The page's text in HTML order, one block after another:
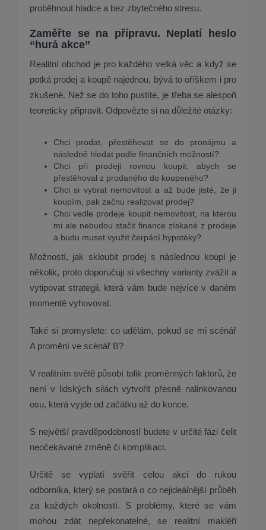
proběhnout hladce a bez zbytečného stresu.
Zaměřte se na přípravu. Neplatí heslo
“hurá akce”
Realitní obchod je pro každého velká věc a když se
potká prodej a koupě najednou, bývá to oříškem i pro
zkušené. Než se do toho pustíte, je třeba se alespoň
teoreticky připravit. Odpovězte si na důležité otázky:
Chci prodat, přestěhovat se do pronájmu a
následně hledat podle finančních možností?
Chci při prodeji rovnou koupit, abych se
přestěhoval z prodaného do koupeného?
Chci si vybrat nemovitost a až bude jisté, že ji
koupím, pak začnu realizovat prodej?
Chci vedle prodeje koupit nemovitost, na kterou
mi ale nebudou stačit finance získané z prodeje
a budu muset využít čerpání hypotéky?
Možností, jak skloubit prodej s následnou koupí je
několik, proto doporučuji si všechny varianty zvážit a
vytipovat strategii, která vám bude nejvíce v daném
momentě vyhovovat.
Také si promyslete: co udělám, pokud se mi scénář
A promění ve scénář B?
V realitním světě působí tolik proměnných faktorů, že
není v lidských silách vytvořit přesně nalinkovanou
osu, která vyjde od začátku až do konce.
S největší pravděpodobností budete v určité fázi čelit
neočekávané změně či komplikaci.
Určitě se vyplatí svěřit celou akci do rukou
odborníka, který se postará o co nejideálnější průběh
za každých okolností. S problémy, které se vám
mohou zdát nepřekonatelné, se realitní makléři